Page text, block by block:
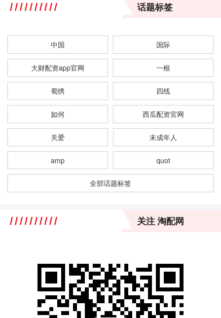
话题标签
中国 国际
大财配资app官网 一根
蜀绣 四线
如何 西瓜配资官网
关爱 未成年人
amp quot
全部话题标签
关注 淘配网